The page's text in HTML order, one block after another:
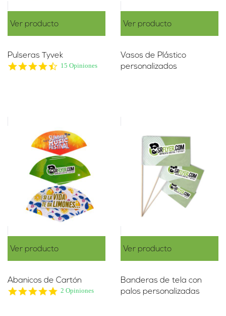
Ver producto
Pulseras Tyvek
4.7
15 Opiniones
Ver producto
Vasos de Plástico
personalizados
Ver producto
Abanicos de Cartón
5.0
2 Opiniones
Ver producto
Banderas de tela con
palos personalizadas